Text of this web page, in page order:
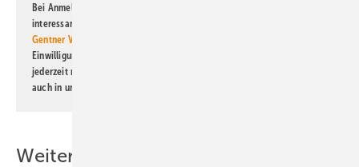
Bei Anmeldung zu diesem Newsletter bin ich damit einverstanden, über
interessante Verlags- und Online-Angebote
Gentner Verlag GmbH & Co. KG
Einwilligung kann ich jederzeit widerrufen und eine Abmeldung ist
jederzeit möglich. Informationen zum Umgang mit Daten finden Sie
auch in unserer
Weitere Inhalte